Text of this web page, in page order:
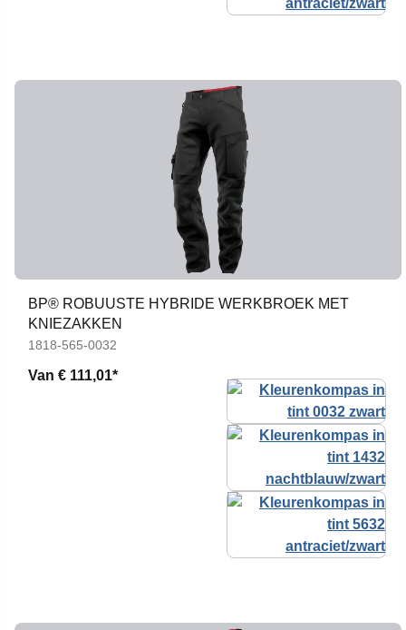
BP® ROBUUSTE HYBRIDE WERKBROEK MET
KNIEZAKKEN
1818-565-0032
Van € 111,01*